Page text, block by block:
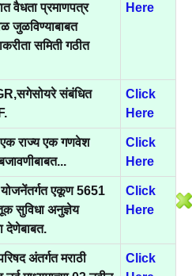
वैधता प्रमाणपत्र
जुळविण्याबाबत
समिती गठीत
Here
संबंधित
Click
Here
राज्य एक गणवेश
Click
Here
योजनेंतर्गत एकूण 5651
सुविधा अनुज्ञेय
देणेबाबत.
Click
Here
अंतर्गत मराठी
Click